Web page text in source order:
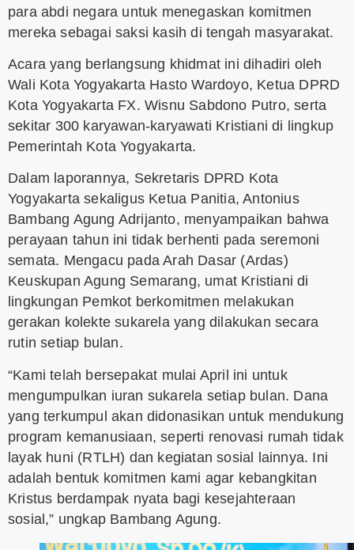
para abdi negara untuk menegaskan komitmen
mereka sebagai saksi kasih di tengah masyarakat.
Acara yang berlangsung khidmat ini dihadiri oleh
Wali Kota Yogyakarta Hasto Wardoyo, Ketua DPRD
Kota Yogyakarta FX. Wisnu Sabdono Putro, serta
sekitar 300 karyawan-karyawati Kristiani di lingkup
Pemerintah Kota Yogyakarta.
Dalam laporannya, Sekretaris DPRD Kota
Yogyakarta sekaligus Ketua Panitia, Antonius
Bambang Agung Adrijanto, menyampaikan bahwa
perayaan tahun ini tidak berhenti pada seremoni
semata. Mengacu pada Arah Dasar (Ardas)
Keuskupan Agung Semarang, umat Kristiani di
lingkungan Pemkot berkomitmen melakukan
gerakan kolekte sukarela yang dilakukan secara
rutin setiap bulan.
“Kami telah bersepakat mulai April ini untuk
mengumpulkan iuran sukarela setiap bulan. Dana
yang terkumpul akan didonasikan untuk mendukung
program kemanusiaan, seperti renovasi rumah tidak
layak huni (RTLH) dan kegiatan sosial lainnya. Ini
adalah bentuk komitmen kami agar kebangkitan
Kristus berdampak nyata bagi kesejahteraan
sosial,” ungkap Bambang Agung.